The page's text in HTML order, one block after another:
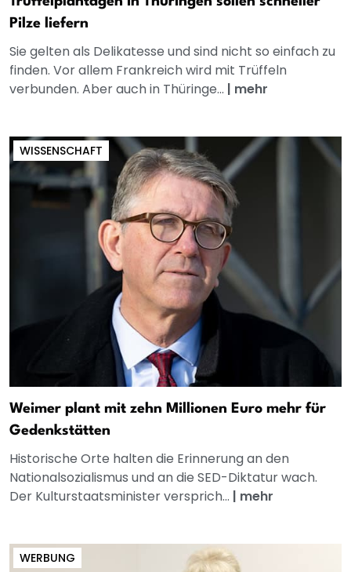
Pilze liefern
Sie gelten als Delikatesse und sind nicht so einfach zu
finden. Vor allem Frankreich wird mit Trüffeln
verbunden. Aber auch in Thüringe... | mehr
WISSENSCHAFT
Weimer plant mit zehn Millionen Euro mehr für
Gedenkstätten
Historische Orte halten die Erinnerung an den
Nationalsozialismus und an die SED-Diktatur wach.
Der Kulturstaatsminister versprich... | mehr
WERBUNG